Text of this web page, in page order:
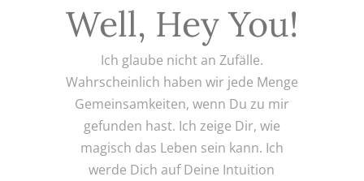
Well, Hey You!
Ich glaube nicht an Zufälle.
Wahrscheinlich haben wir jede Menge
Gemeinsamkeiten, wenn Du zu mir
gefunden hast. Ich zeige Dir, wie
magisch das Leben sein kann. Ich
werde Dich auf Deine Intuition